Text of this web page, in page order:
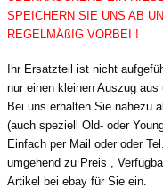
SPEICHERN SIE UNS AB
REGELMÄßIG VORBEI !
Ihr Ersatzteil ist nicht
nur einen kleinen Auszug
Bei uns erhalten Sie nahezu
(auch speziell Old- oder
Einfach per Mail oder oder
umgehend zu Preis ,
Artikel bei ebay für Sie ein.